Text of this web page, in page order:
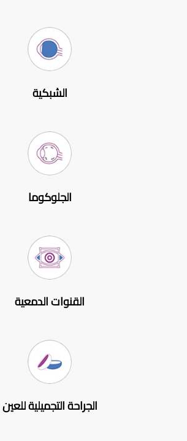
الشبكية
الجلوكوما
القنوات الدمعية
الجراحة التجميلية للعين